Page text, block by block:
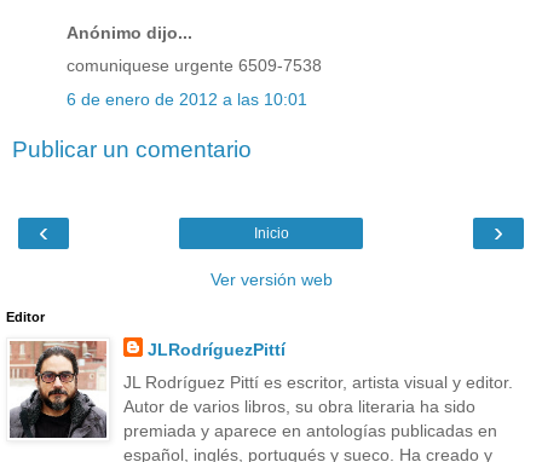
Anónimo dijo...
comuniquese urgente 6509-7538
6 de enero de 2012 a las 10:01
Publicar un comentario
‹ ›
Inicio
Ver versión web
Editor
JLRodríguezPittí
JL Rodríguez Pittí es escritor, artista visual y editor.
Autor de varios libros, su obra literaria ha sido
premiada y aparece en antologías publicadas en
español, inglés, portugués y sueco. Ha creado y